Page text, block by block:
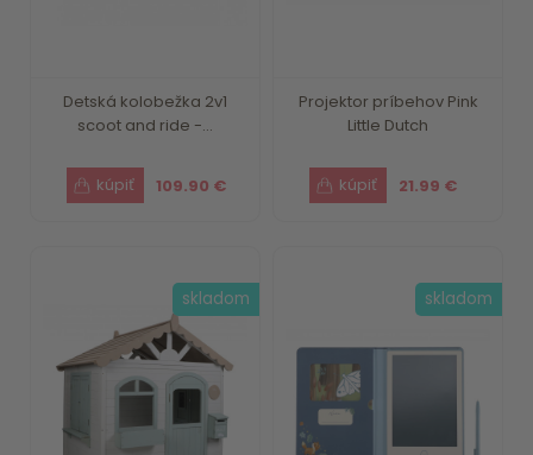
Detská kolobežka 2v1
scoot and ride -...
109.90 €
Projektor príbehov Pink
Little Dutch
21.99 €
skladom skladom